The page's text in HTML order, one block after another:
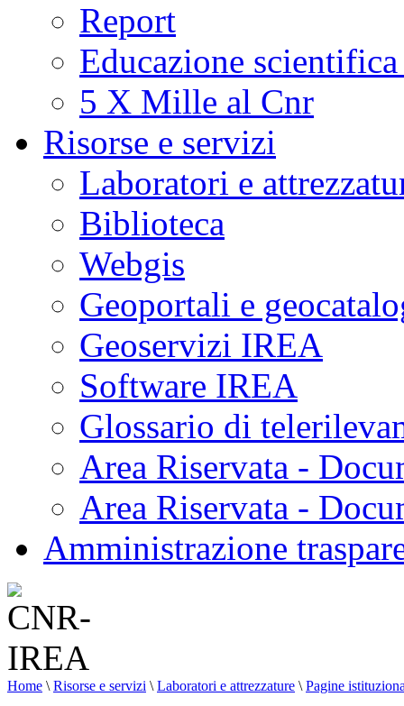
Report
Educazione
5 X Mille al Cnr
Risorse e servizi
Laboratori e
Biblioteca
Webgis
Geoportali e
Geoservizi IREA
Software IREA
Glossario di
Area Riservata -
Area Riservata -
Amministrazione
Home \ Risorse e servizi \ Laboratori e attrezzature \ Pagine